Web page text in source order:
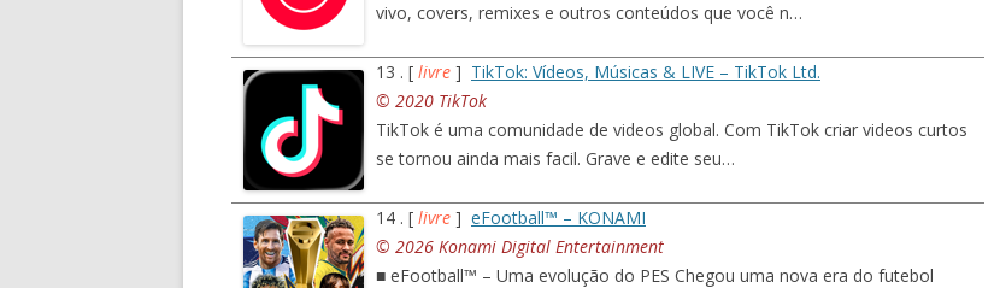
vivo, covers, remixes e outros conteúdos que você n…
13 . [ livre ] TikTok: Vídeos, Músicas & LIVE – TikTok Ltd.
© 2020 TikTok
TikTok é uma comunidade de videos global. Com TikTok criar videos curtos
se tornou ainda mais facil. Grave e edite seu…
14 . [ livre ] eFootball™ – KONAMI
© 2026 Konami Digital Entertainment
■ eFootball™ – Uma evolução do PES Chegou uma nova era do futebol